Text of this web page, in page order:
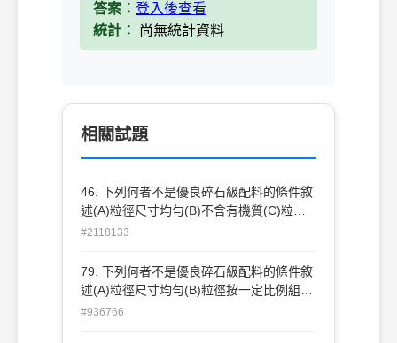
答案： 登入後查看
統計：
尚無統計資料
相關試題
46. 下列何者不是優良碎石級配料的條件敘
述(A)粒徑尺寸均勻(B)不含有機質(C)粒徑
#2118133
79. 下列何者不是優良碎石級配料的條件敘
述(A)粒徑尺寸均勻(B)粒徑按一定比例組成
#936766